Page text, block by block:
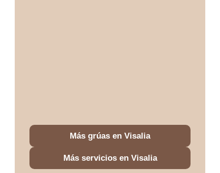
Más grúas en Visalia
Más servicios en Visalia